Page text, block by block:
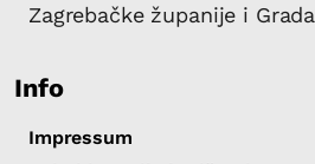
Zagrebačke županije i
Info
Impressum